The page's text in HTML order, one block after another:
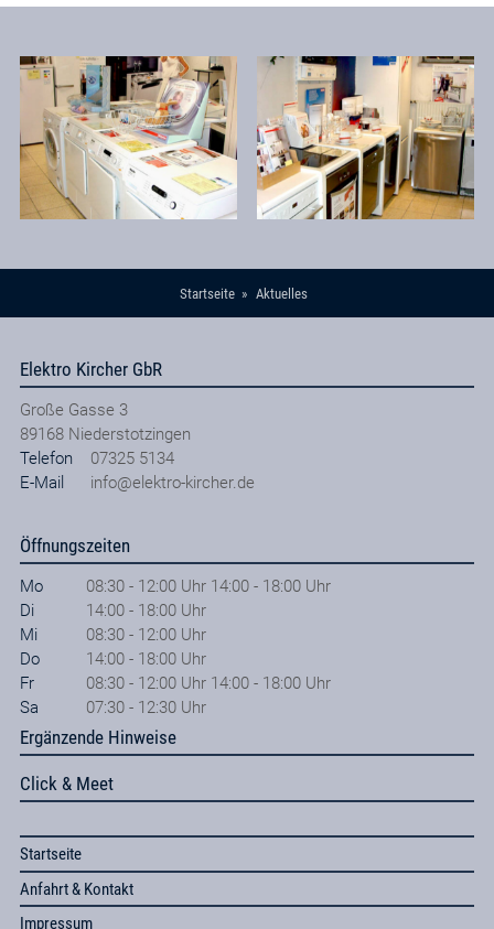
Startseite Aktuelles
Elektro Kircher GbR
Große Gasse 3
89168 Niederstotzingen
Telefon
07325 5134
E-Mail
info@elektro-kircher.de
Öffnungszeiten
Mo
08:30 - 12:00 Uhr 14:00 - 18:00 Uhr
Di
14:00 - 18:00 Uhr
Mi
08:30 - 12:00 Uhr
Do
14:00 - 18:00 Uhr
Fr
08:30 - 12:00 Uhr 14:00 - 18:00 Uhr
Sa
07:30 - 12:30 Uhr
Ergänzende Hinweise
Click & Meet
Startseite
Anfahrt & Kontakt
Impressum